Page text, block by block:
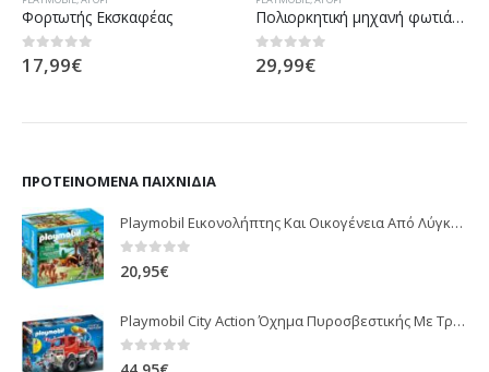
Φορτωτής Εκσκαφέας
0 out of 5
17,99€
Πολιορκητική μηχανή φωτιάς του Μπέρναμ
0out of 5
29,99€
ΠΡΟΤΕΙΝΌΜΕΝΑ ΠΑΙΧΝΊΔΙΑ
Playmobil Εικονολήπτης Και Οικογένεια Από Λύγκες 5561
0 out of 5
20,95€
Playmobil City Action Όχημα Πυροσβεστικής Με Τροχαλία Ρυμούλκησης 9466
0 out of 5